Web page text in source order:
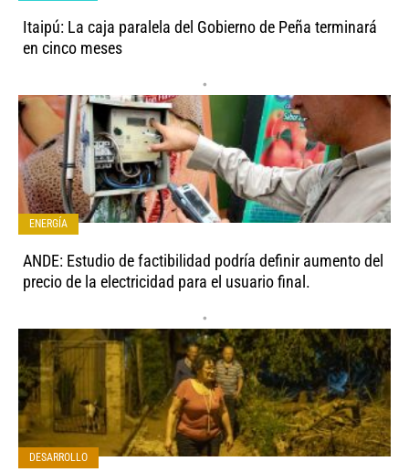
Itaipú: La caja paralela del Gobierno de Peña terminará
en cinco meses
•
ANDE: Estudio de factibilidad podría definir aumento del
precio de la electricidad para el usuario final.
•
ENERGÍA
DESARROLLO